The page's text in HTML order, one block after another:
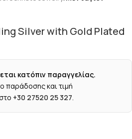
Silver with Gold Plated
κατόπιν παραγγελίας.
παράδοσης και τιμή
+30 27520 25 327.